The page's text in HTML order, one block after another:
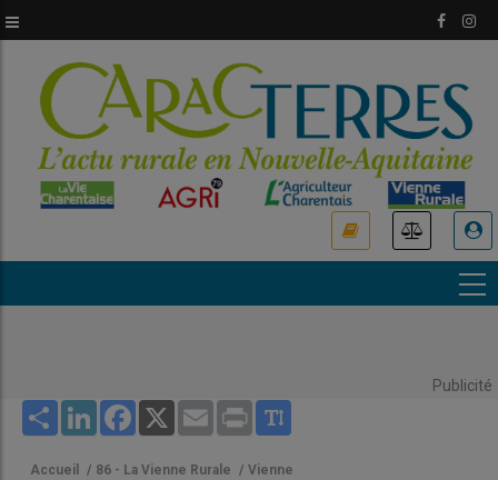
au
principal
Publicité
Share LinkedInFacebook
X Email Print
Accueil / 86 - La Vienne Rurale / Vienne